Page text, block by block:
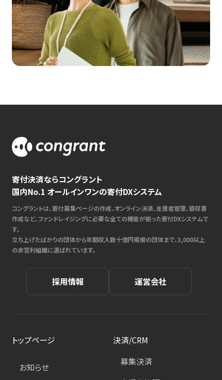
寄付決済ならコングラント
国内No.1 オールインワンの寄付DXシステム
コングラントは、寄付募集ページの作成、オンライン決済、支援者管理、領収書
作成など、ファンドレイジングに必要な全ての機能が揃った寄付DXシステムで
す。
立ち上げたばかりの団体から年間収入数十億円規模の団体まで、3,000以上
の非営利組織に選ばれています。
採用情報 運営会社
トップページ
お知らせ
決済/CRM
募集決済